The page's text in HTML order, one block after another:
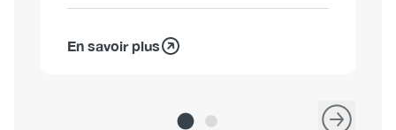
En savoir plus